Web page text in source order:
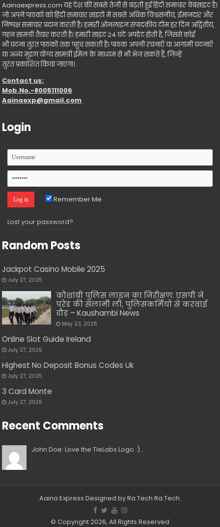
Aainaexpress.com यह देश की सबसे तेजी से बढ़ती हुई हिंदी समाचार वेबसाइट है।
जो अपने पाठकों को हिंदी समाचार साइटों में सबसे अधिक विश्वसनीय, ईमानदार और
निष्पक्ष समाचार प्रदान करती है। हमारी ऑनलाइन संपादकीय टीम हर दिन अद्वितीय,
गहन सामग्री तैयार करती है। हमारी साइट 24 घंटे अपडेट होती है, जिससे कोई
भी घटना तुरंत पाठकों तक पहुंच सकती है। पाठक अपनी रचनाएँ या आगामी घटनाएँ
या अन्य मुद्रण योग्य सामग्री ईमेल के माध्यम से भी भेज सकते हैं, जिन्हें
तुरंत प्रकाशित किया जाएगा।
Contact us:
Mob.No.-8005111006
Aainaexp@gmail.com
Login
Remember Me
Lost your password?
Random Posts
Jackpot Casino Mobile 2025
July 27, 2025
कौशांबी पुलिस लाइन का निरीक्षण: एसपी ने
परेड की सलामी ली, पुलिसकर्मियों से करवाई
दौड़ – Kaushambi News
May 23, 2025
Online Slot Guide Ireland
July 27, 2025
Highest No Deposit Bonus Codes Uk
July 27, 2025
3 Card Monte
July 27, 2025
Recent Comments
John Doe: Love the TieLabs Logo :)...
Aaina Express Designed by Ra.Tech Ra.Tech.
© Copyright 2026, All Rights Reserved